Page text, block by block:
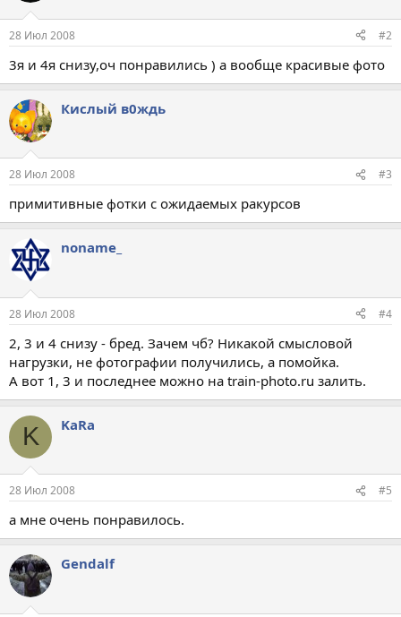
28 Июл 2008 #2
3я и 4я снизу,оч понравились ) а вообще красивые фото
Кислый в0ждь
28 Июл 2008 #3
примитивные фотки с ожидаемых ракурсов
noname_
28 Июл 2008 #4
2, 3 и 4 снизу - бред. Зачем чб? Никакой смысловой
нагрузки, не фотографии получились, а помойка.
А вот 1, 3 и последнее можно на train-photo.ru залить.
K KaRa
28 Июл 2008 #5
а мне очень понравилось.
Gendalf